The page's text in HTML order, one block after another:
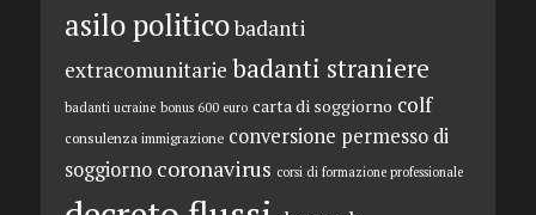
asilo politicobadanti
extracomunitarie badanti straniere
badanti ucraine bonus 600 euro carta di soggiorno colf
consulenza immigrazione conversione permesso di
soggiorno coronavirus corsi di formazione professionale